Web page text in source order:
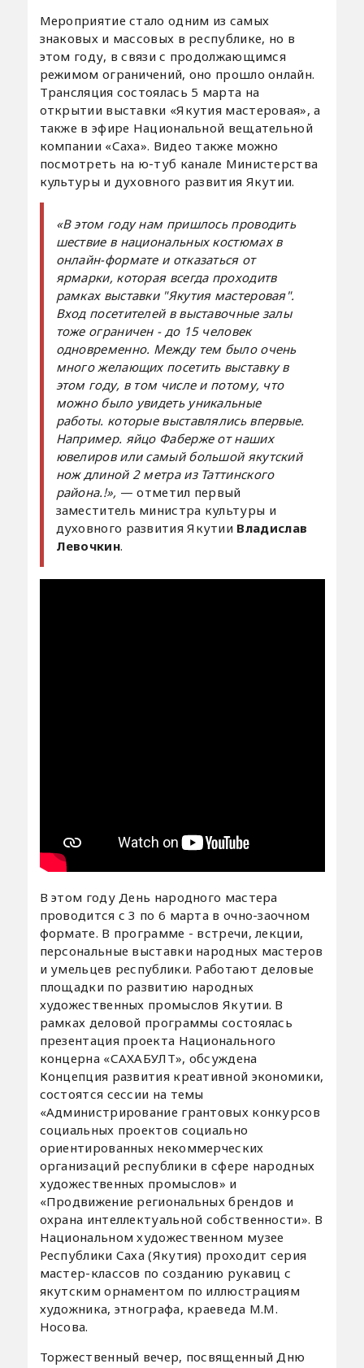
Мероприятие стало одним из самых
знаковых и массовых в республике, но в
этом году, в связи с продолжающимся
режимом ограничений, оно прошло онлайн.
Трансляция состоялась 5 марта на
открытии выставки «Якутия мастеровая», а
также в эфире Национальной вещательной
компании «Саха». Видео также можно
посмотреть на ю-туб канале Министерства
культуры и духовного развития Якутии.
«В этом году нам пришлось проводить
шествие в национальных костюмах в
онлайн-формате и отказаться от
ярмарки, которая всегда проходитв
рамках выставки "Якутия мастеровая".
Вход посетителей в выставочные залы
тоже ограничен - до 15 человек
одновременно. Между тем было очень
много желающих посетить выставку в
этом году, в том числе и потому, что
можно было увидеть уникальные
работы. которые выставлялись впервые.
Например. яйцо Фаберже от наших
ювелиров или самый большой якутский
нож длиной 2 метра из Таттинского
района.!», — отметил первый
заместитель министра культуры и
духовного развития Якутии Владислав
Левочкин.
В этом году День народного мастера
проводится с 3 по 6 марта в очно-заочном
формате. В программе - встречи, лекции,
персональные выставки народных мастеров
и умельцев республики. Работают деловые
площадки по развитию народных
художественных промыслов Якутии. В
рамках деловой программы состоялась
презентация проекта Национального
концерна «САХАБУЛТ», обсуждена
Концепция развития креативной экономики,
состоятся сессии на темы
«Администрирование грантовых конкурсов
социальных проектов социально
ориентированных некоммерческих
организаций республики в сфере народных
художественных промыслов» и
«Продвижение региональных брендов и
охрана интеллектуальной собственности». В
Национальном художественном музее
Республики Саха (Якутия) проходит серия
мастер-классов по созданию рукавиц с
якутским орнаментом по иллюстрациям
художника, этнографа, краеведа М.М.
Носова.
Торжественный вечер, посвященный Дню